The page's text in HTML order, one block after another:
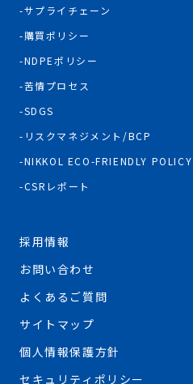
サプライチェーン
購買ポリシー
NDPEポリシー
苦情プロセス
SDGS
リスクマネジメント/BCP
NIKKOL ECO-FRIENDLY
CSRレポート
採用情報
お問い合わせ
よくあるご質問
サイトマップ
個人情報保護方針
セキュリティポリシー